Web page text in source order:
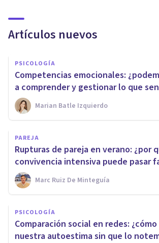
Artículos nuevos
PSICOLOGÍA
Competencias emocionales:
a comprender y gestionar lo que
Marian Batle Izquierdo
PAREJA
Rupturas de pareja en verano: ¿por
convivencia intensiva puede pasar
Marc Ruiz De Minteguía
PSICOLOGÍA
Comparación social en redes:
nuestra autoestima sin que lo